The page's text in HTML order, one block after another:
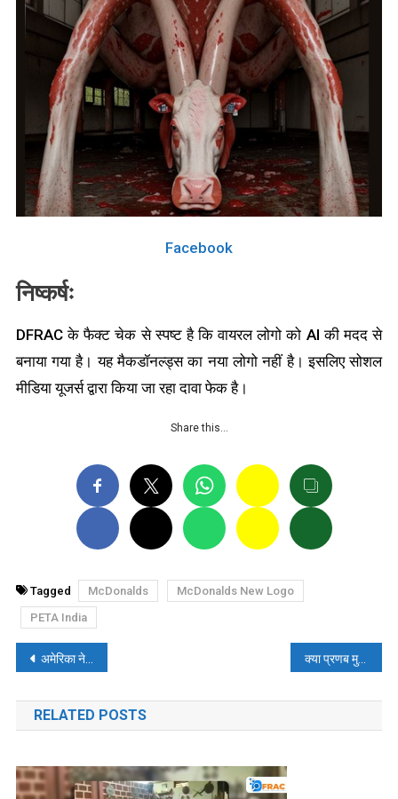
Facebook
निष्कर्षः
DFRAC के फैक्ट चेक से स्पष्ट है कि वायरल लोगो को AI की मदद से
बनाया गया है। यहमैकडॉनल्ड्सका नया लोगो नहीं है। इसलिए सोशल
मीडिया यूजर्स द्वारा किया जा रहा दावा फेक है।
Share this…
Tagged McDonalds
McDonalds New Logo
PETA India
पोस्ट
नेविगेशन
अमेरिका ने फिनलैंड में बनाए नए सैन्य अड्डे? जानें- सच्चाई क्या प्रणब मुखर्जी ने कहा था मोदी PM नहीं बनते, तो भारत को बर्बाद कर देती कांग्रेस? पढ़ें, फ़ैक्ट-चेक
RELATED POSTS